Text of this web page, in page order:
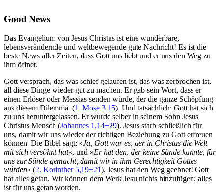
Good News
Das Evangelium von Jesus Christus ist eine wunderbare,
lebensverändernde und weltbewegende gute Nachricht! Es ist die
beste News aller Zeiten, dass Gott uns liebt und er uns den Weg zu
ihm öffnet.
Gott versprach, das was schief gelaufen ist, das was zerbrochen ist,
all diese Dinge wieder gut zu machen. Er gab sein Wort, dass er
einen Erlöser oder Messias senden würde, der die ganze Schöpfung
aus diesem Dilemma (1. Mose 3,15). Und tatsächlich: Gott hat sich
zu uns heruntergelassen. Er wurde selber in seinem Sohn Jesus
Christus Mensch (Johannes 1,14+29). Jesus starb schließlich für
uns, damit wir uns wieder der richtigen Beziehung zu Gott erfreuen
können. Die Bibel sagt: »Ja, Gott war es, der in Christus die Welt
mit sich versöhnt hat«, und »Er hat den, der keine Sünde kannte, für
uns zur Sünde gemacht, damit wir in ihm Gerechtigkeit Gottes
würden« (2. Korinther 5,19+21). Jesus hat den Weg geebnet! Gott
hat alles getan. Wir können dem Werk Jesu nichts hinzufügen; alles
ist für uns getan worden.